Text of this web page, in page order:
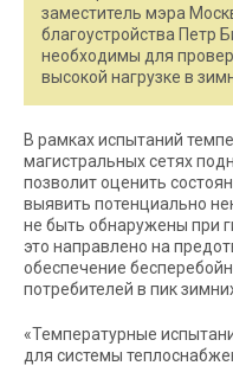
заместитель мэра
благоустройства Петр
необходимы для
высокой нагрузке в
В рамках испытаний
магистральных сетях
позволит оценить
выявить потенциально
не быть обнаружены при
это направлено на
обеспечение
потребителей в пик
«Температурные
для системы